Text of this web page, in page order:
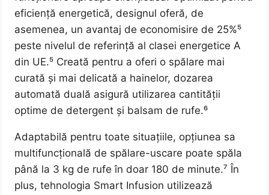
eficiență energetică, designul oferă, de
asemenea, un avantaj de economisire de 25%⁵
peste nivelul de referință al clasei energetice A
din UE.⁵ Creată pentru a oferi o spălare mai
curată și mai delicată a hainelor, dozarea
automată duală asigură utilizarea cantității
optime de detergent și balsam de rufe.⁶
Adaptabilă pentru toate situațiile, opțiunea sa
multifuncțională de spălare-uscare poate spăla
până la 3 kg de rufe în doar 180 de minute.⁷ În
plus, tehnologia Smart Infusion utilizează